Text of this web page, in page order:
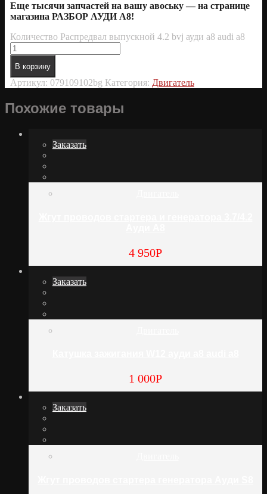
Еще тысячи запчастей на вашу авоську — на странице
магазина РАЗБОР АУДИ А8!
Количество Распредвал выпускной 4.2 bvj ауди а8 audi a8
В корзину
Артикул: 079109102bg Категория: Двигатель
Похожие товары
Заказать
4 950Р
Заказать
1 000Р
Заказать